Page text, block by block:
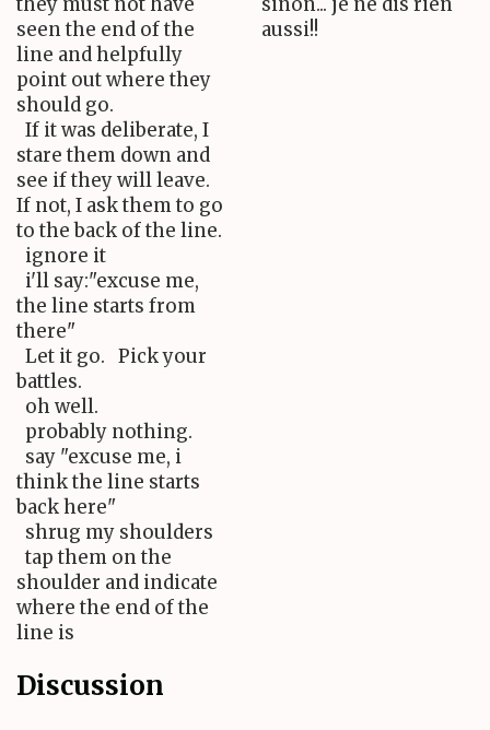
seen the end of the
line and helpfully
point out where they
should go.
If it was deliberate, I
stare them down and
see if they will leave.
If not, I ask them to go
to the back of the line.
ignore it
i'll say:"excuse me,
the line starts from
there"
Let it go. Pick your
battles.
oh well.
probably nothing.
say "excuse me, i
think the line starts
back here"
shrug my shoulders
tap them on the
shoulder and indicate
where the end of the
line is
aussi!!
Discussion